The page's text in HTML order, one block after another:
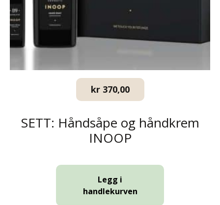
kr370,00
SETT: Håndsåpe og håndkrem
INOOP
Legg i
handlekurven